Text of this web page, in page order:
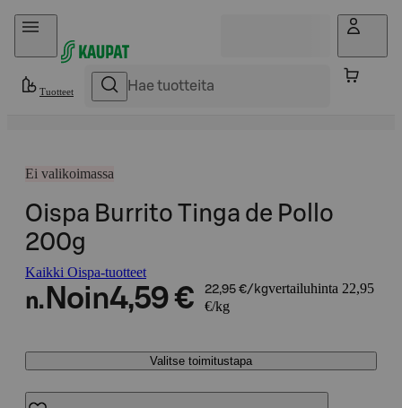
Hyppää sisältöön
Tuotteet
Ei valikoimassa
Oispa Burrito Tinga de Pollo
200g
Kaikki Oispa-tuotteet
n. Noin4,59 € 22,95 €/kgvertailuhinta 22,95
€/kg
Valitse toimitustapa